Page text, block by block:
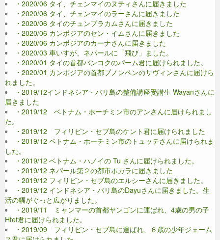
・2020/06 タイ、チェンマイのヌティさんに届きました
・2020/06 タイ、チェンマイのラーさんに届きました
・2020/06 タイのチュンプラカムさんに届きました
・2020/06 カンボジアのセン・イムさんに届きました
・2020/06 カンボジアのカーナさんに届きました
・2020/03 車いすが、ネパールに「飛び」ました。
・2020/01 タイの首都バンコクのパーム君に届けられました。
・2020/01 カンボジアの首都プノンペンのサヴィンさんに届けら
れました。
・2019/12インドネシア・バリ島の整備講座受講生 Wayanさんに
届きました
・2019/12 ベトナム・ホーチミン市のアンさんに届けられまし
た。
・2019/12 フィリピン・セブ島のケント君に届けられました
・2019/12 ベトナム・ホーチミン市のトュッテさんに届けられま
した。
・2019/12 ベトナム・ハノイの Tu さんに届けられました。
・2019/12 ネパール第２の都市ポカラに届きました
・2019/12 フィリピン・セブ島のエルシーさんに届きました。
・2019/12 インドネシア・バリ島のDayuさんに届きました。生
活の幅がぐっと広がりました。
・2019/11 ミャンマーの首都ヤンゴンに運ばれ、4歳の男の子
Htet君に届けられました。
・2019/09 フィリピン・セブ島に運ばれ、６歳の少年ジェーム